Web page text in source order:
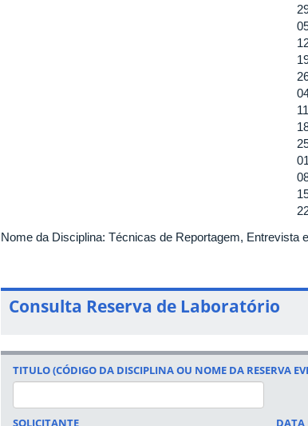
Nome da Disciplina: Técnicas de Reportagem, Entrevista
Consulta Reserva de Laboratório
TITULO (CÓDIGO DA DISCIPLINA OU NOME DA RESERVA
SOLICITANTE DATA